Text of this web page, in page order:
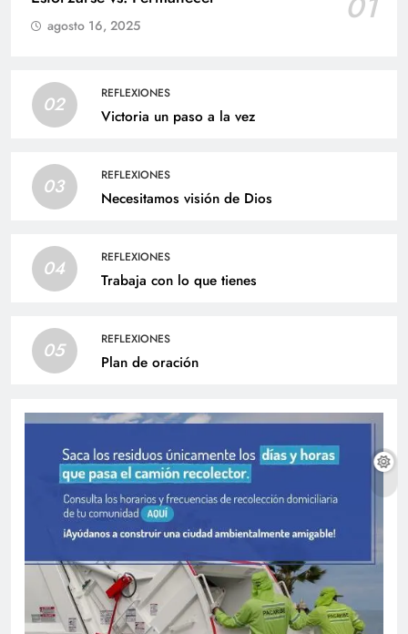
agosto 16, 2025
02 REFLEXIONES
Victoria un paso a la vez
03 REFLEXIONES
Necesitamos visión de Dios
04 REFLEXIONES
Trabaja con lo que tienes
05 REFLEXIONES
Plan de oración